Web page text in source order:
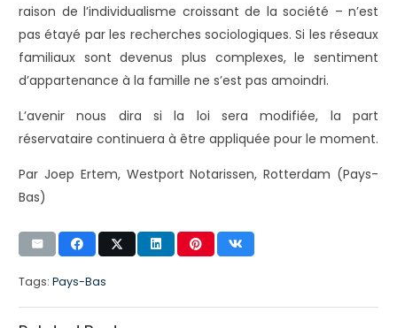
raison de l’individualisme croissant de la société – n’est
pas étayé par les recherches sociologiques. Si les réseaux
familiaux sont devenus plus complexes, le sentiment
d’appartenance à la famille ne s’est pas amoindri.
L’avenir nous dira si la loi sera modifiée, la part
réservataire continuera à être appliquée pour le moment.
Par Joep Ertem, Westport Notarissen, Rotterdam (Pays-
Bas)
Tags: Pays-Bas